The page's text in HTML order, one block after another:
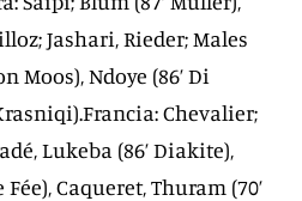
Jashari, Rieder; Males
Moos), Ndoye (86’ Di
Chevalier;
Lukeba (86’ Diakite),
Caqueret, Thuram (70’